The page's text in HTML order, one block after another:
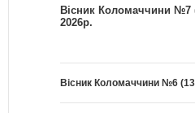
Вісник Коломаччини №7
2026р.
Вісник Коломаччини №6